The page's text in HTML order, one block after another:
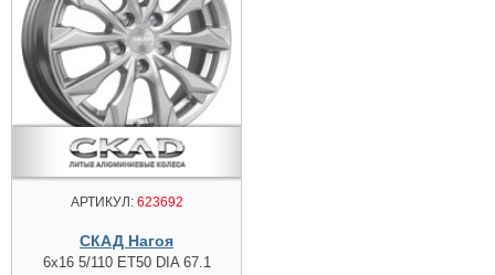
АРТИКУЛ:623692
СКАД Нагоя
6x16 5/110 ET50 DIA 67.1